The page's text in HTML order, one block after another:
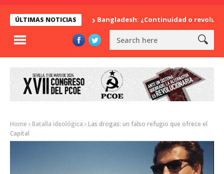
ÚLTIMAS NOTICIAS Bangladesh: ¿Continuidad o revolución?
Home Batalla ideológica
Las drogas: un falso refugio que ofrece el
Capital